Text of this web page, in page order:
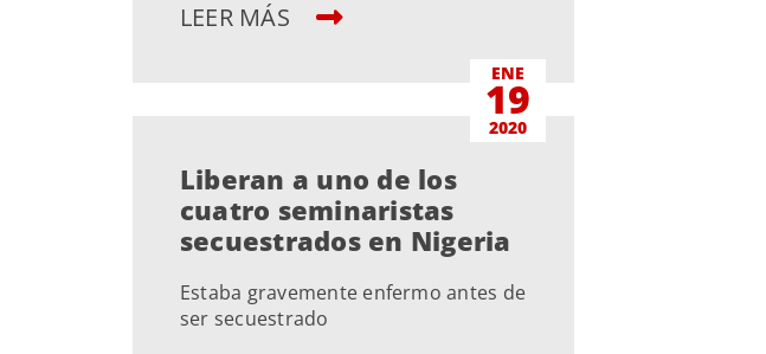
LEER MÁS
ENE
19
2020
Liberan a uno de los
cuatro seminaristas
secuestrados en Nigeria
Estaba gravemente enfermo antes de
ser secuestrado